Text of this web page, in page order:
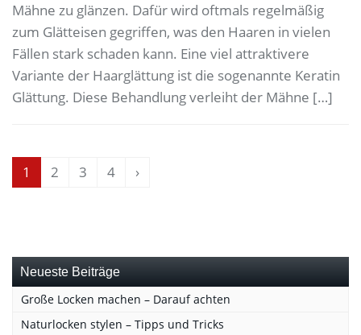
Mähne zu glänzen. Dafür wird oftmals regelmäßig
zum Glätteisen gegriffen, was den Haaren in vielen
Fällen stark schaden kann. Eine viel attraktivere
Variante der Haarglättung ist die sogenannte Keratin
Glättung. Diese Behandlung verleiht der Mähne […]
1 2 3 4 ›
Neueste Beiträge
Große Locken machen – Darauf achten
Naturlocken stylen – Tipps und Tricks